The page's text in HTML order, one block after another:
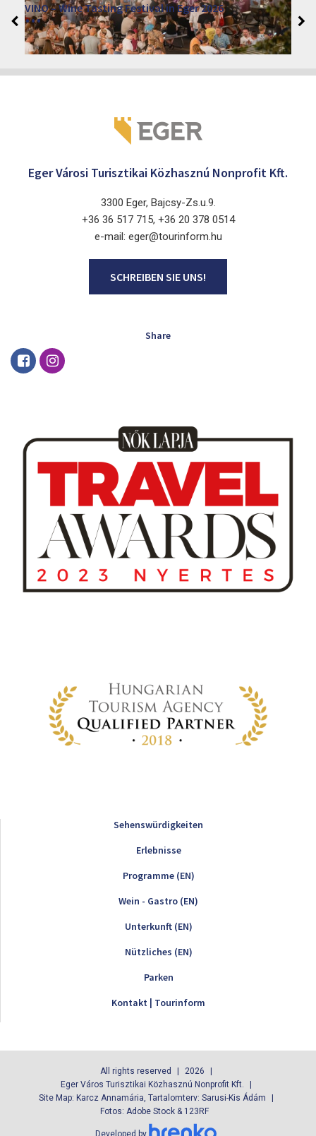
VINO – Wine Tasting Festival in Eger 2026
2026. August 12 - 17.
Eger 3300, Dobó István tér
Eger Városi Turisztikai Közhasznú Nonprofit Kft.
3300 Eger, Bajcsy-Zs.u.9.
+36 36 517 715, +36 20 378 0514
e-mail: eger@tourinform.hu
SCHREIBEN SIE UNS!
Share
Sehenswürdigkeiten
Erlebnisse
Programme (EN)
Wein - Gastro (EN)
Unterkunft (EN)
Nützliches (EN)
Parken
Kontakt | Tourinform
All rights reserved
2026
Eger Város Turisztikai Közhasznú Nonprofit Kft.
Site Map: Karcz Annamária, Tartalomterv: Sarusi-Kis Ádám
Fotos: Adobe Stock & 123RF
Developed by